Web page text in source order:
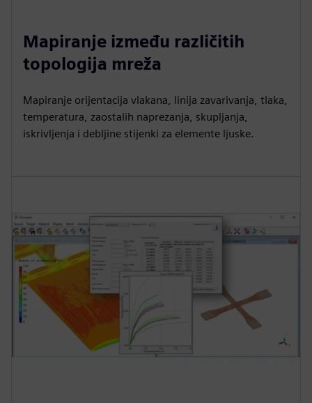
Mapiranje između različitih
topologija mreža
Mapiranje orijentacija vlakana, linija zavarivanja, tlaka,
temperatura, zaostalih naprezanja, skupljanja,
iskrivljenja i debljine stijenki za elemente ljuske.